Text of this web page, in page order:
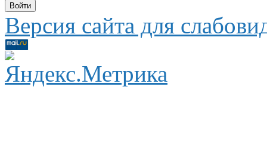
Версия сайта для